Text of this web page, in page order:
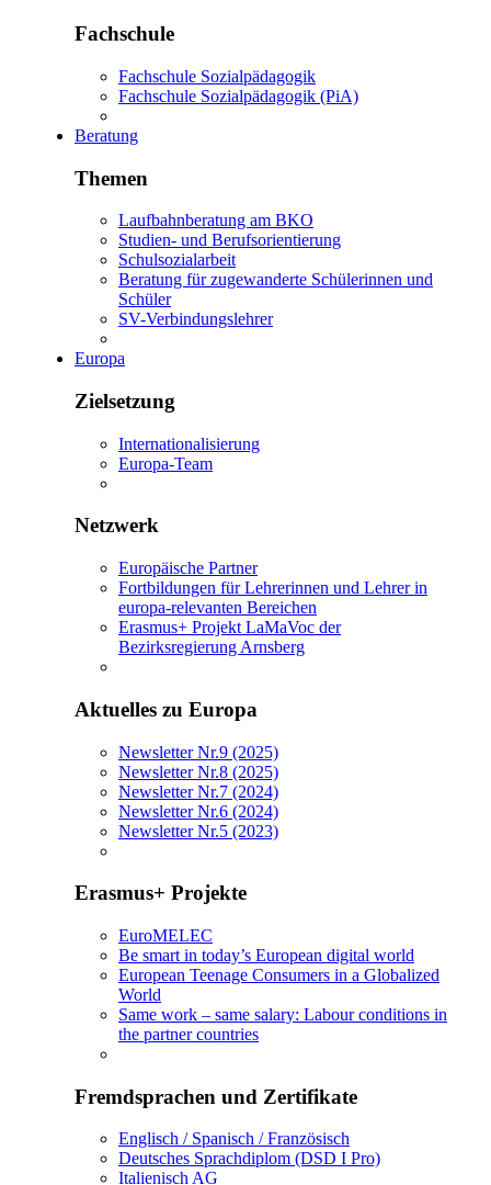
Fachschule
Fachschule Sozialpädagogik
Fachschule Sozialpädagogik (PiA)
Beratung
Themen
Laufbahnberatung am BKO
Studien- und Berufsorientierung
Schulsozialarbeit
Beratung für zugewanderte Schülerinnen und
Schüler
SV-Verbindungslehrer
Europa
Zielsetzung
Internationalisierung
Europa-Team
Netzwerk
Europäische Partner
Fortbildungen für Lehrerinnen und Lehrer in
europa-relevanten Bereichen
Erasmus+ Projekt LaMaVoc der
Bezirksregierung Arnsberg
Aktuelles zu Europa
Newsletter Nr.9 (2025)
Newsletter Nr.8 (2025)
Newsletter Nr.7 (2024)
Newsletter Nr.6 (2024)
Newsletter Nr.5 (2023)
Erasmus+ Projekte
EuroMELEC
Be smart in today’s European digital world
European Teenage Consumers in a Globalized
World
Same work – same salary: Labour conditions in
the partner countries
Fremdsprachen und Zertifikate
Englisch / Spanisch / Französisch
Deutsches Sprachdiplom (DSD I Pro)
Italienisch AG